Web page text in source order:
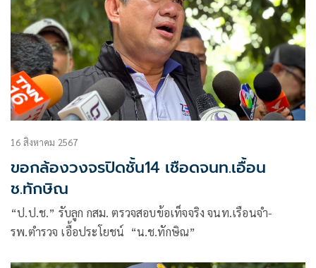
16 สิงหาคม 2567
ขอกล้องวงจรปิดชั้น14 เชือดจนท.เอื้อน
ช.ทักษิณ
“ป.ป.ช.” รับลูก กสม. ตรวจสอบข้อเท็จจริง จนท.เรือนจำ-
รพ.ตำรวจ เอื้อประโยชน์ “น.ช.ทักษิณ”